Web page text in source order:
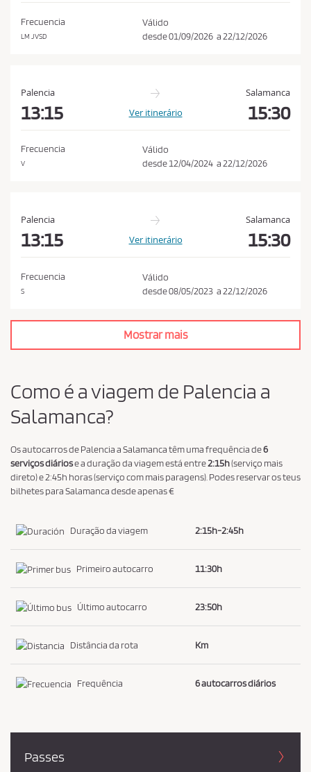
e
a
í
t
i
c
p
r
i
v
d
d
*
Frecuencia
LM JVSD
Válido
desde01/09/2026 a 22/12/2026
Palencia Salamanca
13:15 Ver itinerário 15:30
Frecuencia
V
Válido
desde12/04/2024 a22/12/2026
Palencia Salamanca
13:15 Ver itinerário 15:30
Frecuencia
S
Válido
desde08/05/2023 a 22/12/2026
Mostrar mais
Como é a viagem de Palencia a
Salamanca?
Os autocarros de Palencia a Salamanca têm uma frequência de6
serviços diáriose a duração da viagem está entre2:15h(serviço mais
direto) e 2:45h horas (serviço com mais paragens). Podes reservar os teus
bilhetes para Salamanca desde apenas €
Duração da viagem 2:15h-2:45h
Primeiro autocarro 11:30h
Último autocarro 23:50h
Distância da rota Km
Frequência 6 autocarros diários
Passes